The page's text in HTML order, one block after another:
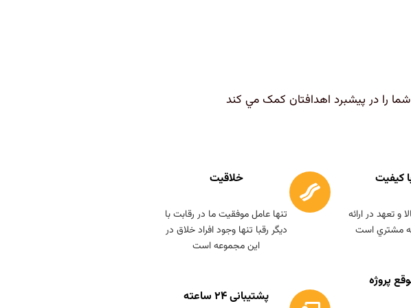
را در پيشبرد اهدافتان کمک مي کند
کیفیت
و تعهد در ارائه
مشتري است
پروژه
خلاقیت
تنها عامل موفقيت ما در رقابت با
ديگر رقبا تنها وجود افراد خلاق در
اين مجموعه است
پشتیبانی ۲۴ ساعته